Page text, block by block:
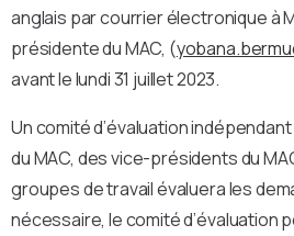
anglais par courrier électronique à
présidente du MAC, (
avant le lundi 31 juillet 2023.
Un comité d’évaluation
du MAC, des vice-présidents du
groupes de travail évaluera les
nécessaire, le comité d’évaluation